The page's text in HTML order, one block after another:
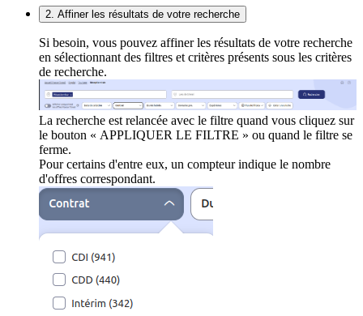
2. Affiner les résultats de votre recherche
Si besoin, vous pouvez affiner les résultats de votre recherche
en sélectionnant des filtres et critères présents sous les critères
de recherche.
La recherche est relancée avec le filtre quand vous cliquez sur
le bouton « APPLIQUER LE FILTRE » ou quand le filtre se
ferme.
Pour certains d'entre eux, un compteur indique le nombre
d'offres correspondant.